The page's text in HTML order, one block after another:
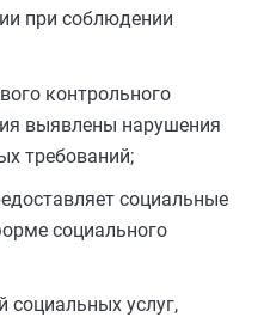
при соблюдении
контрольного
выявлены нарушения
требований;
социальные
социального
социальных услуг,